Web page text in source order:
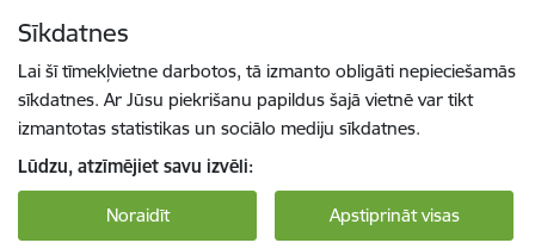
Sīkdatnes
Lai šī tīmekļvietne darbotos, tā izmanto obligāti nepieciešamās
sīkdatnes. Ar Jūsu piekrišanu papildus šajā vietnē var tikt
izmantotas statistikas un sociālo mediju sīkdatnes.
Lūdzu, atzīmējiet savu izvēli:
Noraidīt Apstiprināt visas